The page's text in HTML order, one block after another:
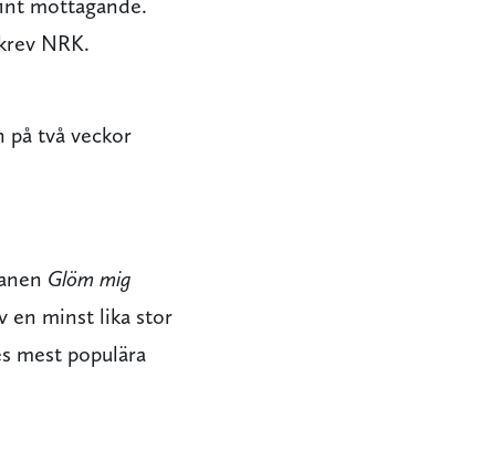
mottagande.
NRK.
på två veckor
Glöm mig
en minst lika stor
mest populära